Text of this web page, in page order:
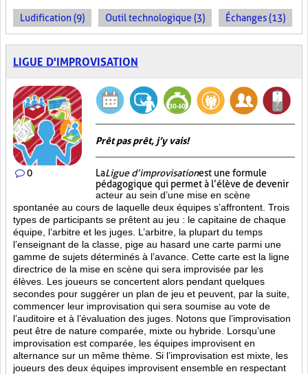
Ludification (9) Outil technologique (3) Échanges (13)
LIGUE D'IMPROVISATION
0
Prêt pas prêt, j’y vais!
LaLigue d’improvisationest une formule
pédagogique qui permet à l’élève de devenir
acteur au sein d’une mise en scène
spontanée au cours de laquelle deux équipes s’affrontent. Trois
types de participants se prêtent au jeu : le capitaine de chaque
équipe, l’arbitre et les juges. L’arbitre, la plupart du temps
l’enseignant de la classe, pige au hasard une carte parmi une
gamme de sujets déterminés à l’avance. Cette carte est la ligne
directrice de la mise en scène qui sera improvisée par les
élèves. Les joueurs se concertent alors pendant quelques
secondes pour suggérer un plan de jeu et peuvent, par la suite,
commencer leur improvisation qui sera soumise au vote de
l’auditoire et à l’évaluation des juges. Notons que l’improvisation
peut être de nature comparée, mixte ou hybride. Lorsqu’une
improvisation est comparée, les équipes improvisent en
alternance sur un même thème. Si l’improvisation est mixte, les
joueurs des deux équipes improvisent ensemble en respectant